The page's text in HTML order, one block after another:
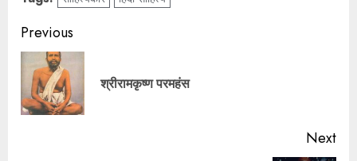
Previous
श्रीरामकृष्ण परमहंस
Next